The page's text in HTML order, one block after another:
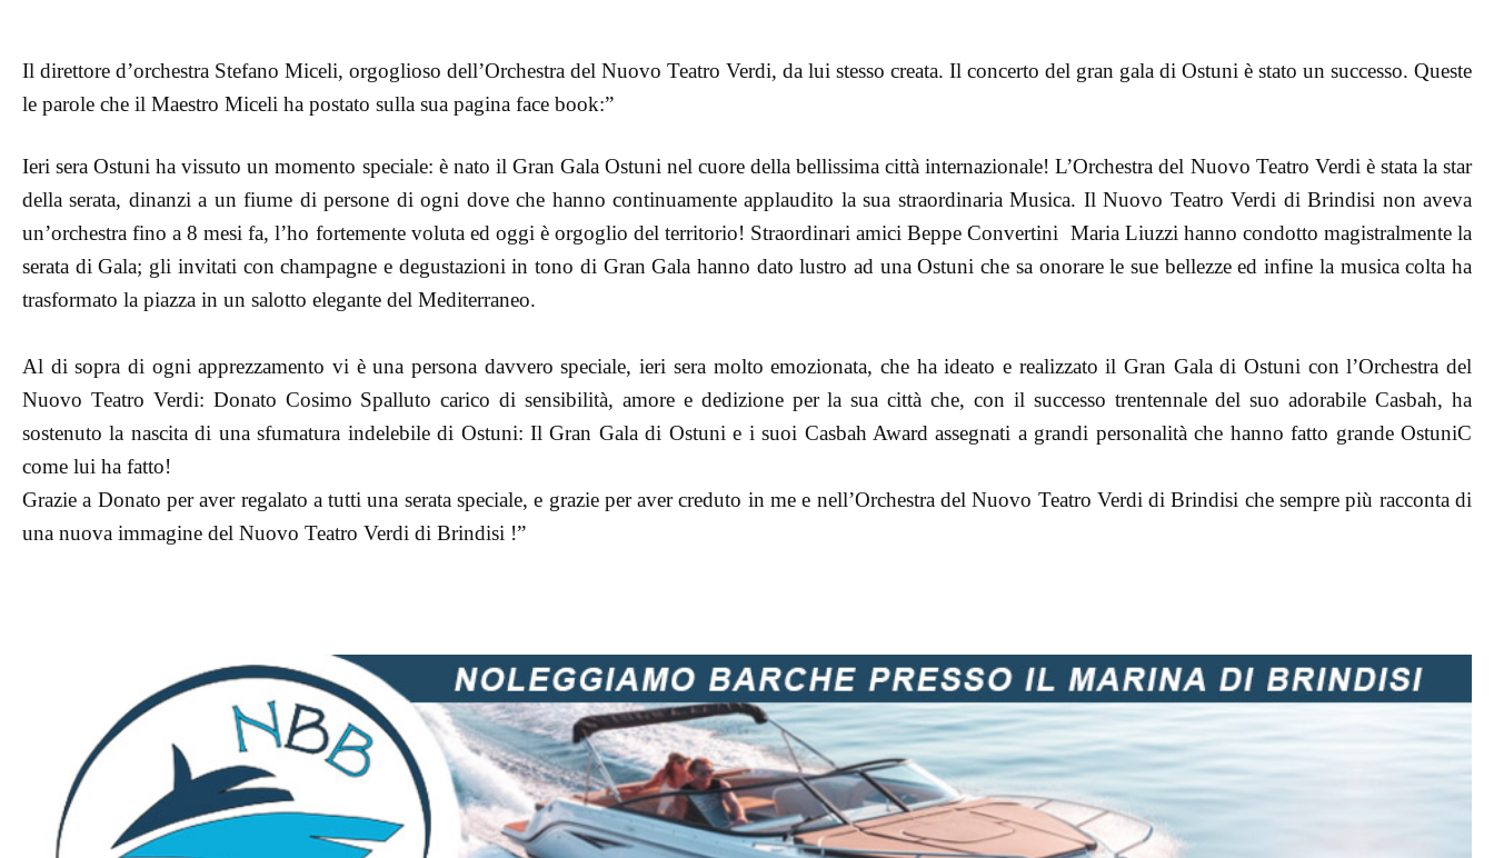
Il direttore d’orchestra Stefano Miceli, orgoglioso dell’Orchestra del Nuovo Teatro Verdi, da lui stesso creata. Il concerto del gran gala di Ostuni è stato un successo. Queste
le parole che il Maestro Miceli ha postato sulla sua pagina face book:”
Ieri sera Ostuni ha vissuto un momento speciale: è nato il Gran Gala Ostuni nel cuore della bellissima città internazionale! L’Orchestra del Nuovo Teatro Verdi è stata la star
della serata, dinanzi a un fiume di persone di ogni dove che hanno continuamente applaudito la sua straordinaria Musica. Il Nuovo Teatro Verdi di Brindisi non aveva
un’orchestra fino a 8 mesi fa, l’ho fortemente voluta ed oggi è orgoglio del territorio! Straordinari amici Beppe Convertini Maria Liuzzi hanno condotto magistralmente la
serata di Gala; gli invitati con champagne e degustazioni in tono di Gran Gala hanno dato lustro ad una Ostuni che sa onorare le sue bellezze ed infine la musica colta ha
trasformato la piazza in un salotto elegante del Mediterraneo.
Al di sopra di ogni apprezzamento vi è una persona davvero speciale, ieri sera molto emozionata, che ha ideato e realizzato il Gran Gala di Ostuni con l’Orchestra del
Nuovo Teatro Verdi: Donato Cosimo Spalluto carico di sensibilità, amore e dedizione per la sua città che, con il successo trentennale del suo adorabile Casbah, ha
sostenuto la nascita di una sfumatura indelebile di Ostuni: Il Gran Gala di Ostuni e i suoi Casbah Award assegnati a grandi personalità che hanno fatto grande OstuniC
come lui ha fatto!
Grazie a Donato per aver regalato a tutti una serata speciale, e grazie per aver creduto in me e nell’Orchestra del Nuovo Teatro Verdi di Brindisi che sempre più racconta di
una nuova immagine del Nuovo Teatro Verdi di Brindisi !”